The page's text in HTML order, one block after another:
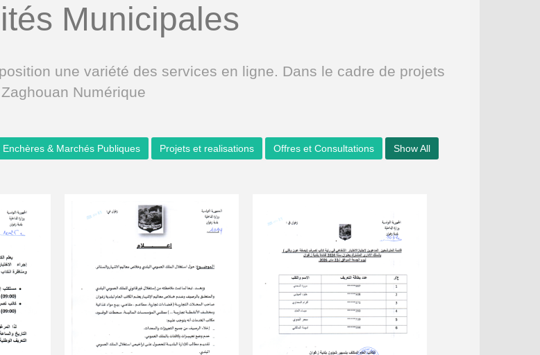
Municipales
une variété des services en ligne. Dans le cadre de projets
Zaghouan Numérique
Show All
Offres et Consultations
Projets et realisations
Enchères & Marchés Publiques